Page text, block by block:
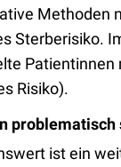
Methoden
Sterberisiko.
Patientinnen
Risiko).
problematisch
ist ein